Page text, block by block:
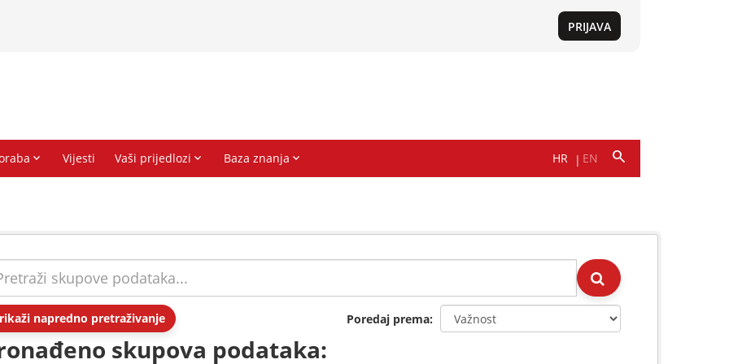
napredno pretraživanje Poredaj prema
skupova podataka: